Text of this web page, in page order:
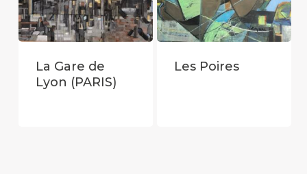
La Gare de
Lyon (PARIS)
Les Poires